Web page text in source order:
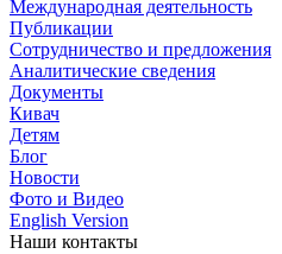
Международная деятельность
Публикации
Сотрудничество и предложения
Аналитические сведения
Документы
Кивач
Детям
Блог
Новости
Фото и Видео
English Version
Наши контакты